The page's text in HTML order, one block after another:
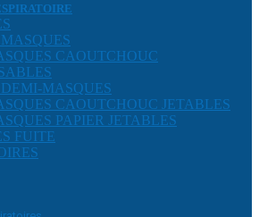
CAOUTCHOUC
MASQUES
CAOUTCHOUC JETABLES
PAPIER JETABLES
FUITE